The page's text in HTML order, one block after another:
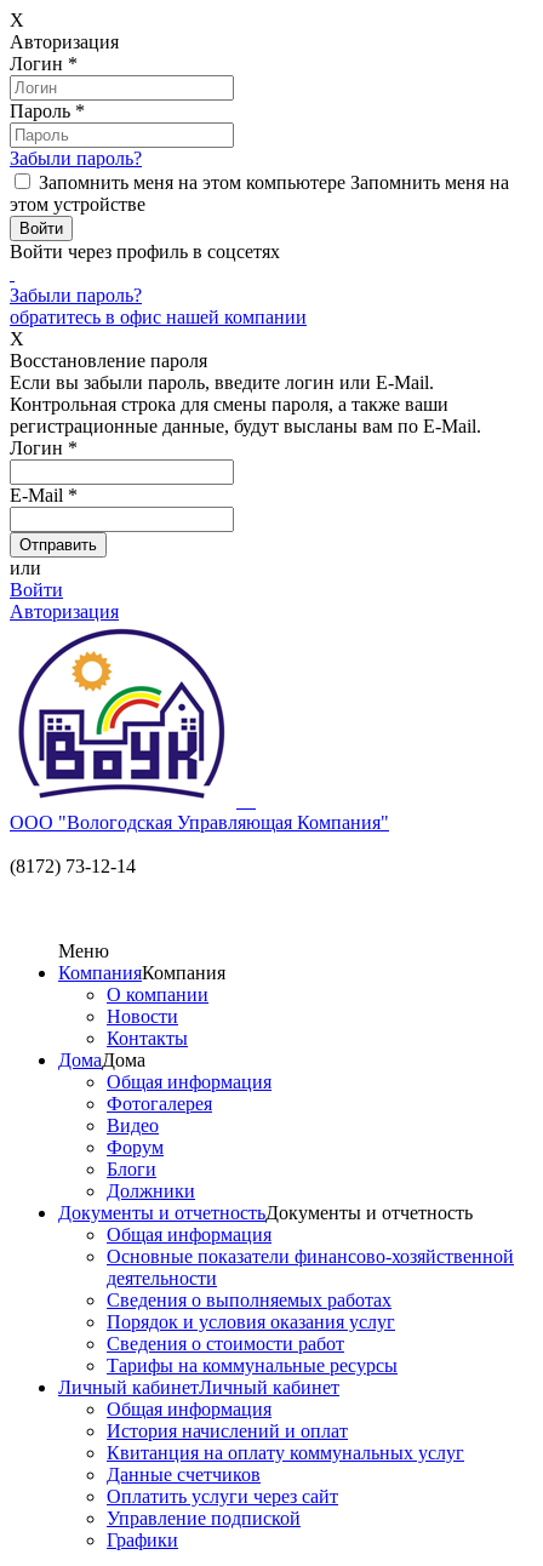
X
Авторизация
Логин *
Пароль *
Забыли пароль?
Запомнить меня на этом компьютере Запомнить меня на
этом устройстве
Войти через профиль в соцсетях
Забыли пароль?
обратитесь в офис нашей компании
X
Восстановление пароля
Если вы забыли пароль, введите логин или E-Mail.
Контрольная строка для смены пароля, а также ваши
регистрационные данные, будут высланы вам по E-Mail.
Логин *
E-Mail *
или
Войти
Авторизация
ООО "Вологодская Управляющая Компания"
(8172) 73-12-14
Меню
КомпанияКомпания
О компании
Новости
Контакты
ДомаДома
Общая информация
Фотогалерея
Видео
Форум
Блоги
Должники
Документы и отчетностьДокументы и отчетность
Общая информация
Основные показатели финансово-хозяйственной
деятельности
Сведения о выполняемых работах
Порядок и условия оказания услуг
Сведения о стоимости работ
Тарифы на коммунальные ресурсы
Личный кабинетЛичный кабинет
Общая информация
История начислений и оплат
Квитанция на оплату коммунальных услуг
Данные счетчиков
Оплатить услуги через сайт
Управление подпиской
Графики